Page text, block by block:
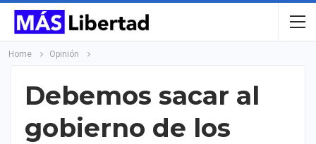
Home Opinión
Debemos sacar al
gobierno de los